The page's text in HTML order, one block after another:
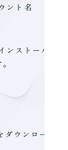
ント名
ストール、
ウンロード